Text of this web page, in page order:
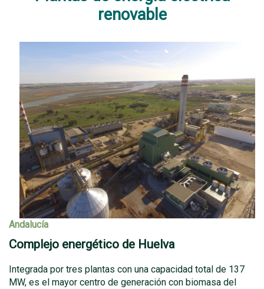
renovable
Andalucía
Complejo energético de Huelva
Integrada por tres plantas con una capacidad total de 137
MW, es el mayor centro de generación con biomasa del